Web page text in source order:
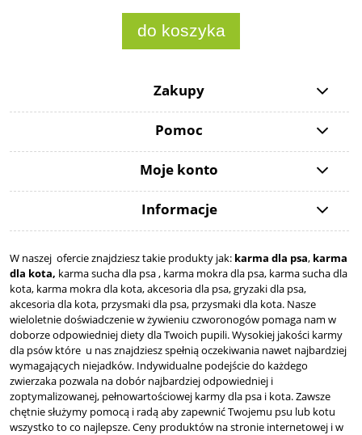
do koszyka
Zakupy
Pomoc
Moje konto
Informacje
W naszej ofercie znajdziesz takie produkty jak: karma dla psa, karma
dla kota, karma sucha dla psa , karma mokra dla psa, karma sucha dla
kota, karma mokra dla kota, akcesoria dla psa, gryzaki dla psa,
akcesoria dla kota, przysmaki dla psa, przysmaki dla kota. Nasze
wieloletnie doświadczenie w żywieniu czworonogów pomaga nam w
doborze odpowiedniej diety dla Twoich pupili. Wysokiej jakości karmy
dla psów które u nas znajdziesz spełnią oczekiwania nawet najbardziej
wymagających niejadków. Indywidualne podejście do każdego
zwierzaka pozwala na dobór najbardziej odpowiedniej i
zoptymalizowanej, pełnowartościowej karmy dla psa i kota. Zawsze
chętnie służymy pomocą i radą aby zapewnić Twojemu psu lub kotu
wszystko to co najlepsze. Ceny produktów na stronie internetowej i w